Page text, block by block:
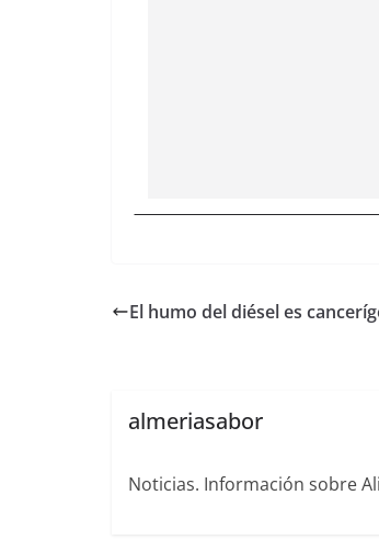
El humo del diésel es
almeriasabor
Noticias. Información sobre